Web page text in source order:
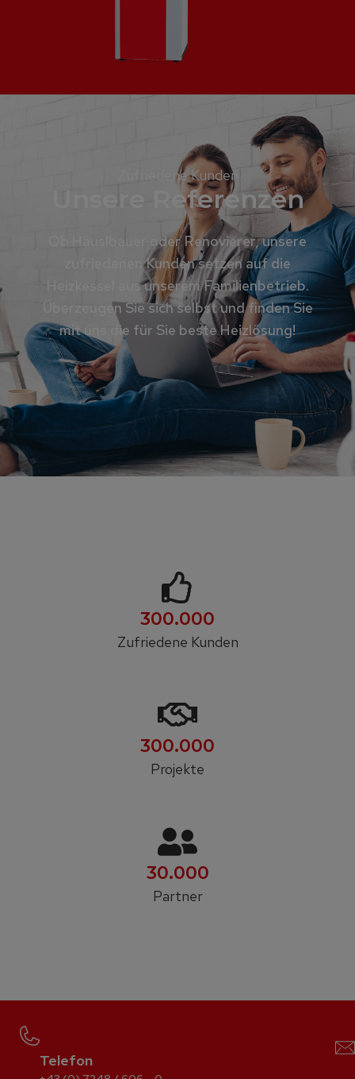
Zufriedene Kunden
Unsere Referenzen
Ob Häuslbauer oder Renovierer, unsere
zufriedenen Kunden setzen auf die
Heizkessel aus unserem Familienbetrieb.
Überzeugen Sie sich selbst und finden Sie
mit uns die für Sie beste Heizlösung!
300.000
Zufriedene Kunden
300.000
Projekte
30.000
Partner
Telefon